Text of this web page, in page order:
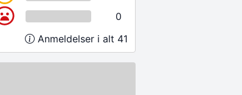
0
Anmeldelser i alt 41